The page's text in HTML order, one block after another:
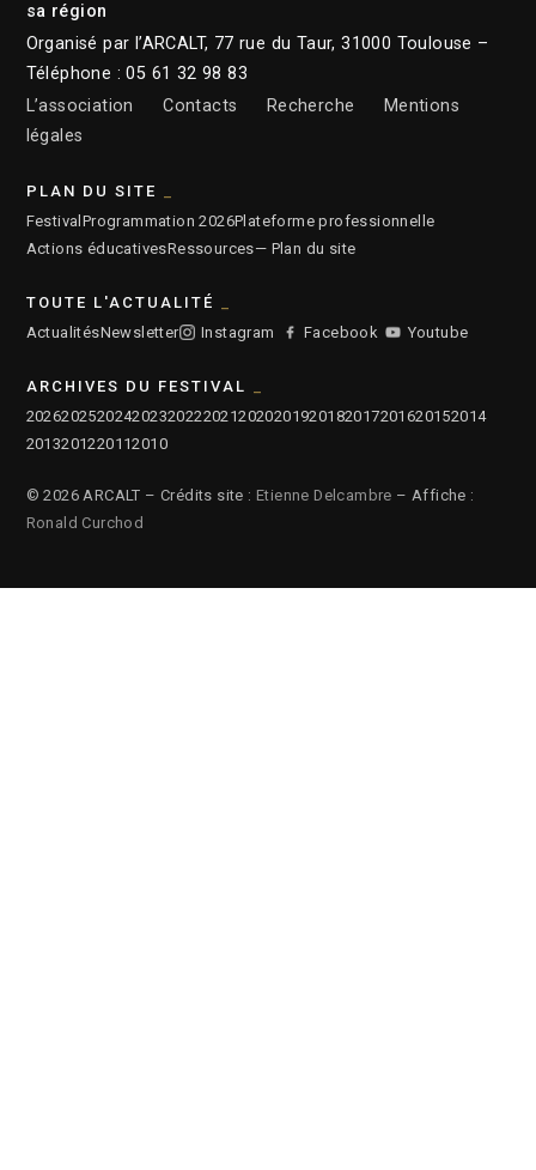
sa région
Organisé par l’ARCALT, 77 rue du Taur, 31000 Toulouse –
Téléphone : 05 61 32 98 83
L’association
Contacts Recherche
Mentions
légales
PLAN DU SITE
Festival Programmation 2026Plateforme professionnelle
Actions éducativesRessources— Plan du site
TOUTE L'ACTUALITÉ
ActualitésNewsletter Instagram Facebook Youtube
ARCHIVES DU FESTIVAL
2026202520242023202220212020201920182017201620152014
2013201220112010
© 2026 ARCALT – Crédits site : Etienne Delcambre – Affiche :
Ronald Curchod